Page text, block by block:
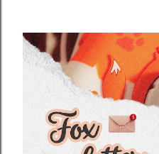
onde você é, e se preferir,
suas fotinhos. Fique a
recebê-las. Eu espero as
Beijos da raposa e até a